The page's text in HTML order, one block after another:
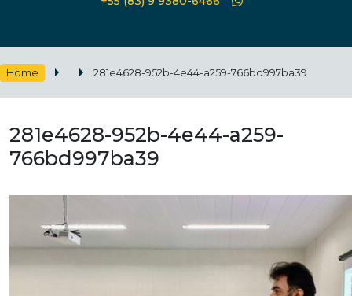
Home 281e4628-952b-4e44-a259-766bd997ba39
281e4628-952b-4e44-a259-
766bd997ba39